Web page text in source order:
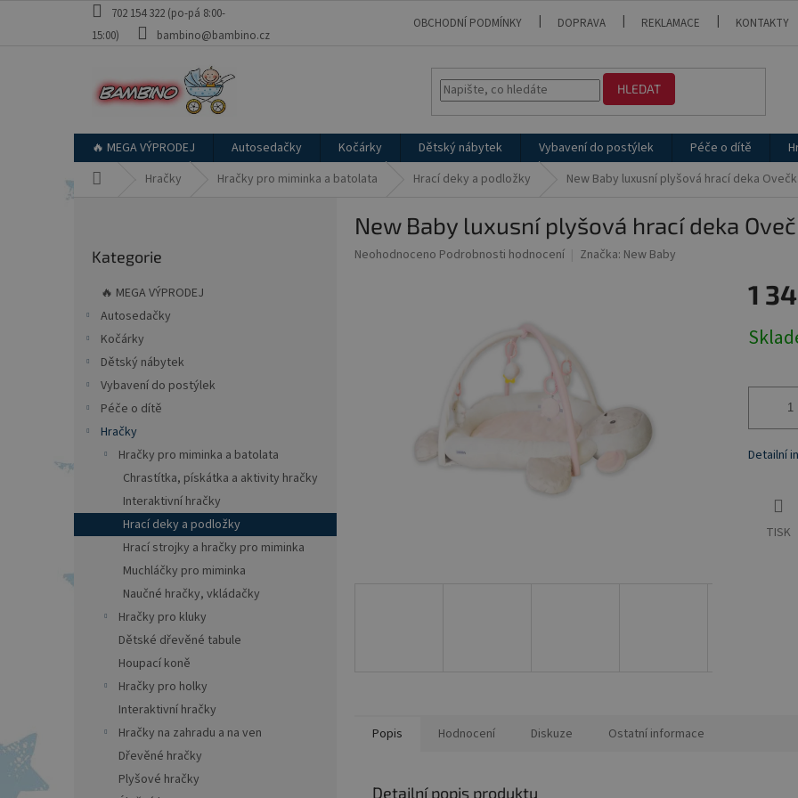
702 154 322 (po-pá 8:00-
15:00)
bambino@bambino.cz
OBCHODNÍ PODMÍNKY DOPRAVA REKLAMACE KONTAKTY
HLEDAT
🔥 MEGA VÝPRODEJ Autosedačky Kočárky Dětský nábytek Vybavení do postýlek Péče o dítě
Hračky Hračky pro miminka a batolata Hrací deky a podložky New Baby luxusní plyšová hrací deka
kategorie
Kategorie
🔥 MEGA VÝPRODEJ
Autosedačky
Kočárky
Dětský nábytek
Vybavení do postýlek
Péče o dítě
Hračky
Hračky pro miminka a batolata
Chrastítka, pískátka a aktivity hračky
Interaktivní hračky
Hrací deky a podložky
Hrací strojky a hračky pro miminka
Muchláčky pro miminka
Naučné hračky, vkládačky
Hračky pro kluky
Dětské dřevěné tabule
Houpací koně
Hračky pro holky
Interaktivní hračky
Hračky na zahradu a na ven
Dřevěné hračky
Plyšové hračky
New Baby luxusní plyšová hrací deka
Průměrné
Neohodnoceno Podrobnosti hodnocení Značka: New Baby
1
cena:
Detailní
TISK
Popis Hodnocení Diskuze Ostatní informace
Detailní popis produktu